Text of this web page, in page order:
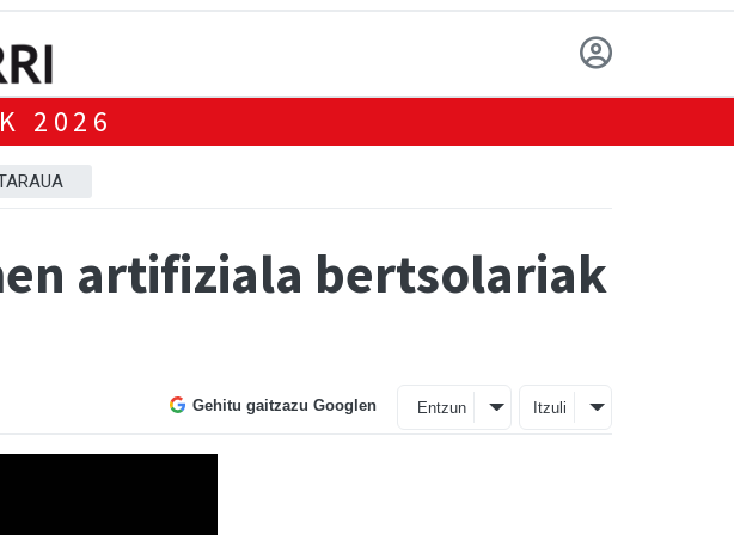
2026
artifiziala bertsolariak
Gehitu gaitzazu Googlen Entzun Itzuli